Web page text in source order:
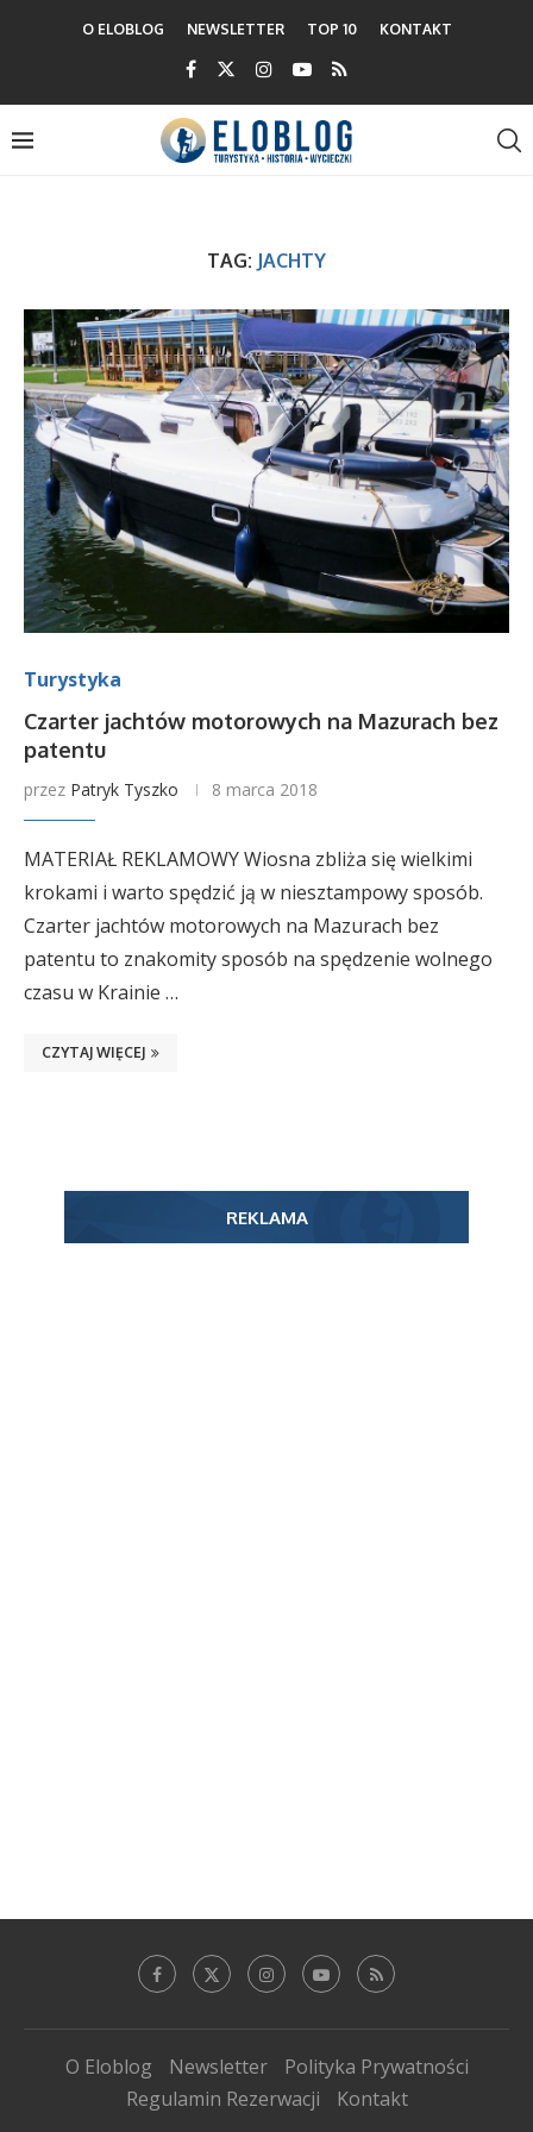
O ELOBLOG NEWSLETTER TOP 10 KONTAKT
TAG: JACHTY
Turystyka
Czarter jachtów motorowych na Mazurach bez
patentu
przez Patryk Tyszko 8 marca 2018
MATERIAŁ REKLAMOWY Wiosna zbliża się wielkimi
krokami i warto spędzić ją w niesztampowy sposób.
Czarter jachtów motorowych na Mazurach bez
patentu to znakomity sposób na spędzenie wolnego
czasu w Krainie …
CZYTAJ WIĘCEJ
REKLAMA
O Eloblog Newsletter
Polityka Prywatności
Regulamin Rezerwacji
Kontakt